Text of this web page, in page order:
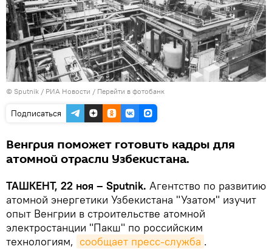
© Sputnik / РИА Новости / Перейти в фотобанк
Подписаться
Венгрия поможет готовить кадры для
атомной отрасли Узбекистана.
ТАШКЕНТ, 22 ноя – Sputnik. Агентство по развитию
атомной энергетики Узбекистана "Узатом" изучит
опыт Венгрии в строительстве атомной
электростанции "Пакш" по российским
технологиям, сообщает пресс-служба .